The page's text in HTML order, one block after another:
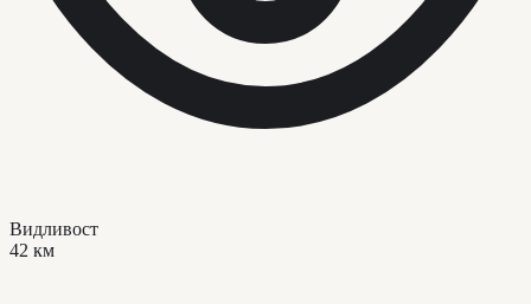
Видливост
42 км